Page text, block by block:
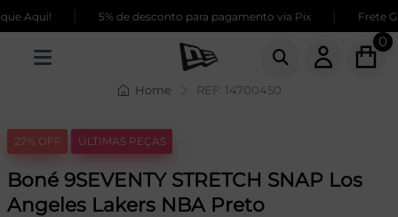
Aqui! 5% de desconto para pagamento via Pix Frete
0
Home REF: 14700450
27% OFF ÚLTIMAS PEÇAS
Boné 9SEVENTY STRETCH SNAP Los
Angeles Lakers NBA Preto